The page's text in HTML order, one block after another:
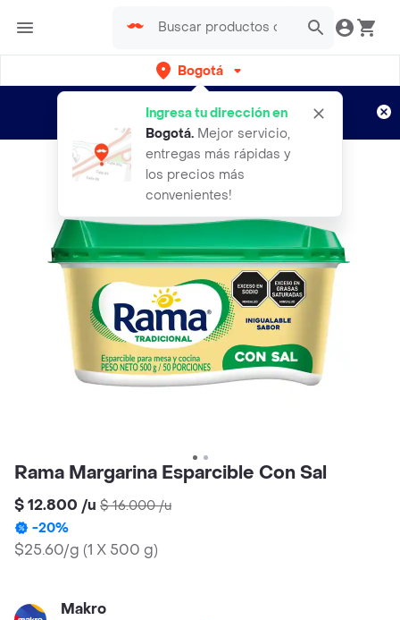
Bogotá
Ingresa tu dirección en
Bogotá. Mejor servicio,
entregas más rápidas y
los precios más
convenientes!
envíos gratis por semanas
Aplican TyC
Rama Margarina Esparcible Con Sal
$ 12.800 /u $ 16.000/u
-20%
$25.60/g (1 X 500 g)
Makro